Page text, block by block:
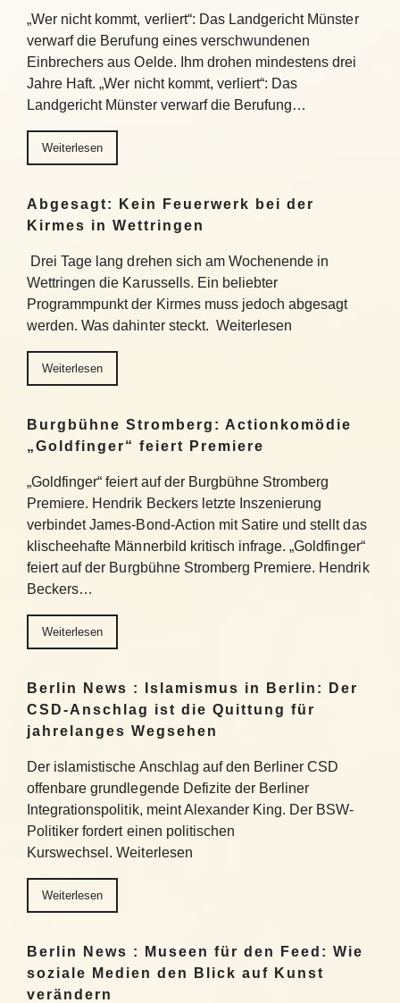
„Wer nicht kommt, verliert“: Das Landgericht Münster
verwarf die Berufung eines verschwundenen
Einbrechers aus Oelde. Ihm drohen mindestens drei
Jahre Haft. „Wer nicht kommt, verliert“: Das
Landgericht Münster verwarf die Berufung…
Weiterlesen
Abgesagt: Kein Feuerwerk bei der
Kirmes in Wettringen
Drei Tage lang drehen sich am Wochenende in
Wettringen die Karussells. Ein beliebter
Programmpunkt der Kirmes muss jedoch abgesagt
werden. Was dahinter steckt. Weiterlesen
Weiterlesen
Burgbühne Stromberg: Actionkomödie
„Goldfinger“ feiert Premiere
„Goldfinger“ feiert auf der Burgbühne Stromberg
Premiere. Hendrik Beckers letzte Inszenierung
verbindet James-Bond-Action mit Satire und stellt das
klischeehafte Männerbild kritisch infrage. „Goldfinger“
feiert auf der Burgbühne Stromberg Premiere. Hendrik
Beckers…
Weiterlesen
Berlin News : Islamismus in Berlin: Der
CSD-Anschlag ist die Quittung für
jahrelanges Wegsehen
Der islamistische Anschlag auf den Berliner CSD
offenbare grundlegende Defizite der Berliner
Integrationspolitik, meint Alexander King. Der BSW-
Politiker fordert einen politischen
Kurswechsel. Weiterlesen
Weiterlesen
Berlin News : Museen für den Feed: Wie
soziale Medien den Blick auf Kunst
verändern